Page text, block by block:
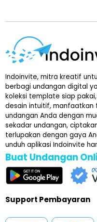
Indoinvite, mitra kreatif
berbagi undangan digital
koleksi template siap
desain intuitif, manfaatkan
undangan Anda dengan
sekadar undangan,
terlupakan dengan gaya
unduh aplikasi Indoinvite
Buat Undangan
Support Pembayaran